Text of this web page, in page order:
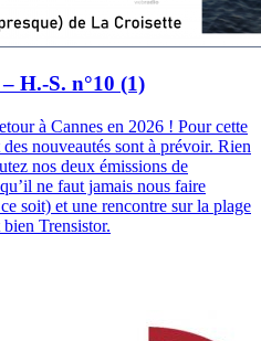
H.-S. n°10 (1)
à Cannes en 2026 ! Pour cette
nouveautés sont à prévoir. Rien
nos deux émissions de
ne faut jamais nous faire
soit) et une rencontre sur la plage
Trensistor.